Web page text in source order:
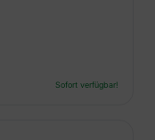
Sofort verfügbar!